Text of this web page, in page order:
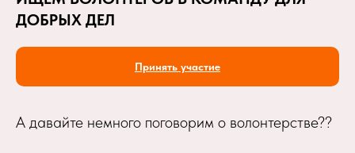
ДОБРЫХ ДЕЛ
Принять участие
А давайте немного поговорим о волонтерстве??